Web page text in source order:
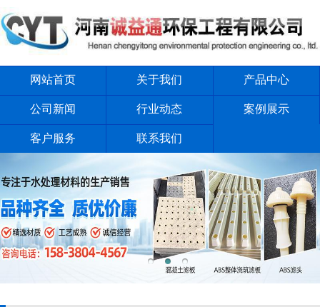
网站首页 关于我们 产品中心
公司新闻 行业动态 案例展示
客户服务 联系我们